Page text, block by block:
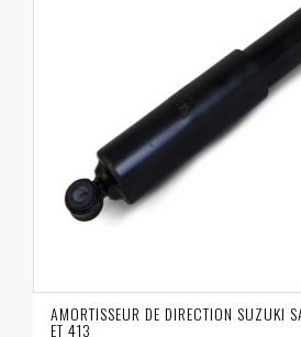
AMORTISSEUR DE DIRECTION SUZUKI
ET 413